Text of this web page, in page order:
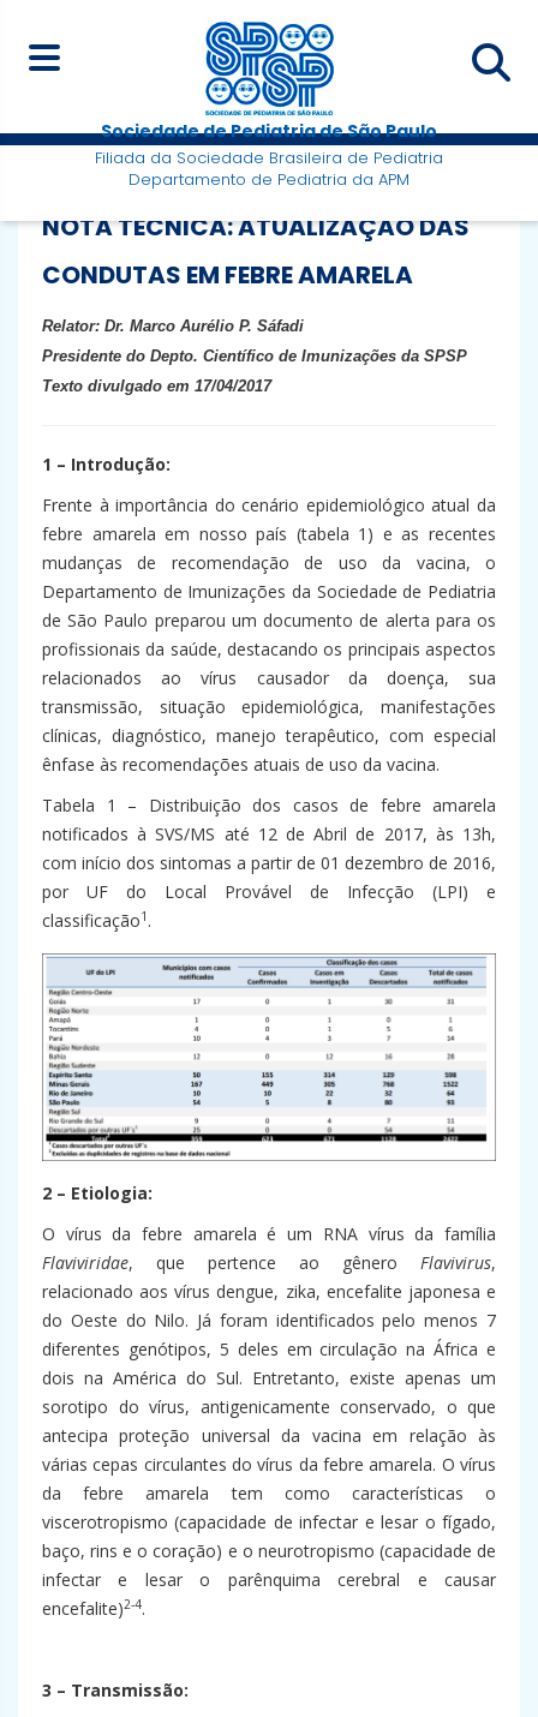
Sociedade de Pediatria de São Paulo
Filiada da Sociedade Brasileira de Pediatria
Departamento de Pediatria da APM
NOTA TÉCNICA: ATUALIZAÇÃO DAS
CONDUTAS EM FEBRE AMARELA
Relator: Dr. Marco Aurélio P. Sáfadi
Presidente do Depto. Científico de Imunizações da SPSP
Texto divulgado em 17/04/2017
1 – Introdução:
Frente à importância do cenário epidemiológico atual da
febre amarela em nosso país (tabela 1) e as recentes
mudanças de recomendação de uso da vacina, o
Departamento de Imunizações da Sociedade de Pediatria
de São Paulo preparou um documento de alerta para os
profissionais da saúde, destacando os principais aspectos
relacionados ao vírus causador da doença, sua
transmissão, situação epidemiológica, manifestações
clínicas, diagnóstico, manejo terapêutico, com especial
ênfase às recomendações atuais de uso da vacina.
Tabela 1 – Distribuição dos casos de febre amarela
notificados à SVS/MS até 12 de Abril de 2017, às 13h,
com início dos sintomas a partir de 01 dezembro de 2016,
por UF do Local Provável de Infecção (LPI) e
classificação1 .
2 – Etiologia:
O vírus da febre amarela é um RNA vírus da família
Flaviviridae, que pertence ao gênero Flavivirus,
relacionado aos vírus dengue, zika, encefalite japonesa e
do Oeste do Nilo. Já foram identificados pelo menos 7
diferentes genótipos, 5 deles em circulação na África e
dois na América do Sul. Entretanto, existe apenas um
sorotipo do vírus, antigenicamente conservado, o que
antecipa proteção universal da vacina em relação às
várias cepas circulantes do vírus da febre amarela. O vírus
da febre amarela tem como características o
viscerotropismo (capacidade de infectar e lesar o fígado,
baço, rins e o coração) e o neurotropismo (capacidade de
infectar e lesar o parênquima cerebral e causar
encefalite)2-4.
3 – Transmissão: